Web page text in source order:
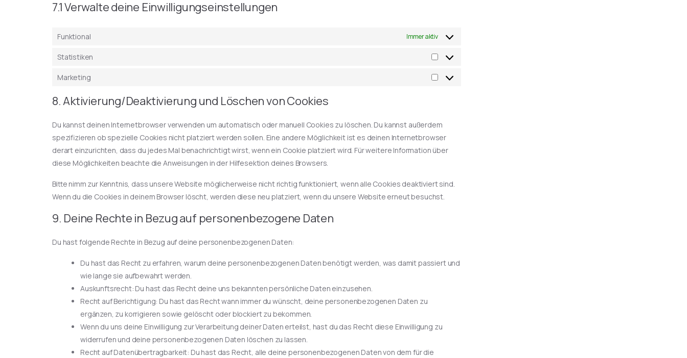
7.1 Verwalte deine Einwilligungseinstellungen
Funktional Immer aktiv
Statistiken
Marketing
8. Aktivierung/Deaktivierung und Löschen von Cookies
Du kannst deinen Internetbrowser verwenden um automatisch oder manuell Cookies zu löschen. Du kannst außerdem
spezifizieren ob spezielle Cookies nicht platziert werden sollen. Eine andere Möglichkeit ist es deinen Internetbrowser
derart einzurichten, dass du jedes Mal benachrichtigt wirst, wenn ein Cookie platziert wird. Für weitere Information über
diese Möglichkeiten beachte die Anweisungen in der Hilfesektion deines Browsers.
Bitte nimm zur Kenntnis, dass unsere Website möglicherweise nicht richtig funktioniert, wenn alle Cookies deaktiviert sind.
Wenn du die Cookies in deinem Browser löscht, werden diese neu platziert, wenn du unsere Website erneut besuchst.
9. Deine Rechte in Bezug auf personenbezogene Daten
Du hast folgende Rechte in Bezug auf deine personenbezogenen Daten:
Du hast das Recht zu erfahren, warum deine personenbezogenen Daten benötigt werden, was damit passiert und
wie lange sie aufbewahrt werden.
Auskunftsrecht: Du hast das Recht deine uns bekannten persönliche Daten einzusehen.
Recht auf Berichtigung: Du hast das Recht wann immer du wünscht, deine personenbezogenen Daten zu
ergänzen, zu korrigieren sowie gelöscht oder blockiert zu bekommen.
Wenn du uns deine Einwilligung zur Verarbeitung deiner Daten erteilst, hast du das Recht diese Einwilligung zu
widerrufen und deine personenbezogenen Daten löschen zu lassen.
Recht auf Datenübertragbarkeit: Du hast das Recht, alle deine personenbezogenen Daten von dem für die